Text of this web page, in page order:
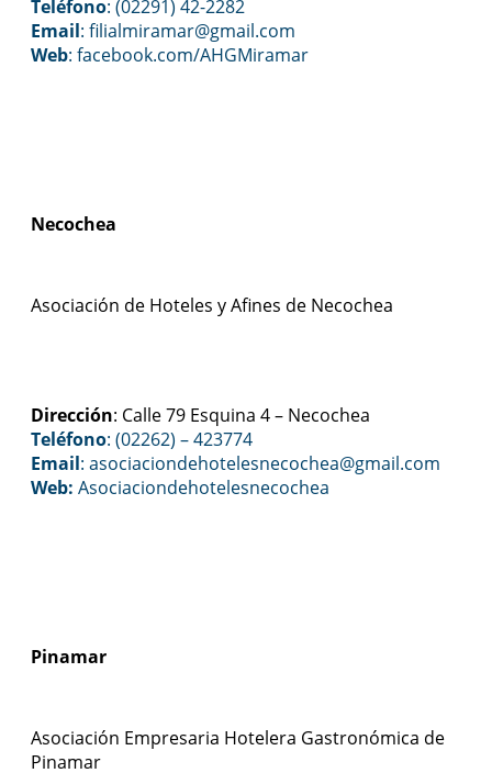
Teléfono: (02291) 42-2282
Email: filialmiramar@gmail.com
Web: facebook.com/AHGMiramar
Necochea
Asociación de Hoteles y Afines de Necochea
Dirección: Calle 79 Esquina 4 – Necochea
Teléfono: (02262) – 423774
Email: asociaciondehotelesnecochea@gmail.com
Web: Asociaciondehotelesnecochea
Pinamar
Asociación Empresaria Hotelera Gastronómica de
Pinamar